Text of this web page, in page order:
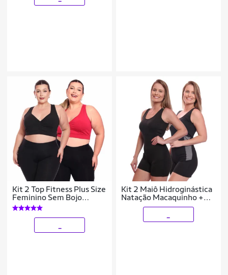
Kit 2 Top Fitness Plus Size
Feminino Sem Bojo
Academia Decote
Kit 2 Maiô Hidroginástica
Natação Macaquinho +